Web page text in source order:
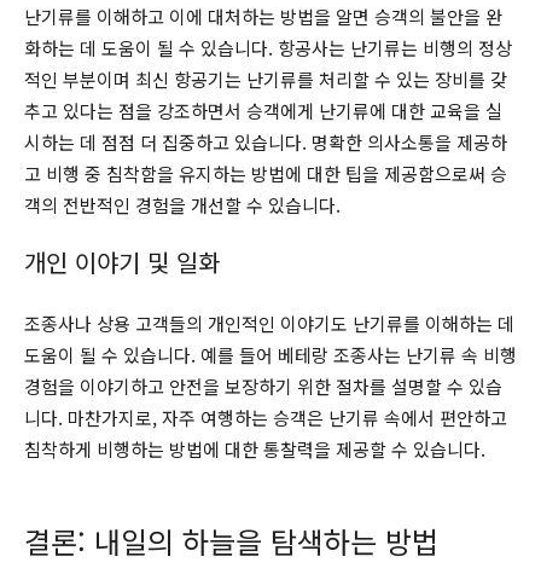
난기류를 이해하고 이에 대처하는 방법을 알면 승객의 불안을 완
화하는 데 도움이 될 수 있습니다. 항공사는 난기류는 비행의 정상
적인 부분이며 최신 항공기는 난기류를 처리할 수 있는 장비를 갖
추고 있다는 점을 강조하면서 승객에게 난기류에 대한 교육을 실
시하는 데 점점 더 집중하고 있습니다. 명확한 의사소통을 제공하
고 비행 중 침착함을 유지하는 방법에 대한 팁을 제공함으로써 승
객의 전반적인 경험을 개선할 수 있습니다.
개인 이야기 및 일화
조종사나 상용 고객들의 개인적인 이야기도 난기류를 이해하는 데
도움이 될 수 있습니다. 예를 들어 베테랑 조종사는 난기류 속 비행
경험을 이야기하고 안전을 보장하기 위한 절차를 설명할 수 있습
니다. 마찬가지로, 자주 여행하는 승객은 난기류 속에서 편안하고
침착하게 비행하는 방법에 대한 통찰력을 제공할 수 있습니다.
결론: 내일의 하늘을 탐색하는 방법